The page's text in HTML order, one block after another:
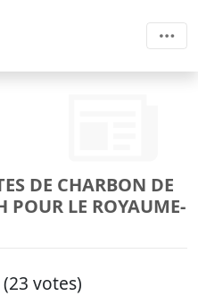
DE CHARBON DE
POUR LE ROYAUME-
votes)